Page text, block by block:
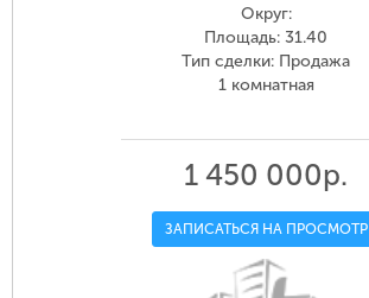
Округ:
Площадь: 31.40
Тип сделки: Продажа
1 комнатная
1 450 000р.
ЗАПИСАТЬСЯ НА ПРОСМОТР